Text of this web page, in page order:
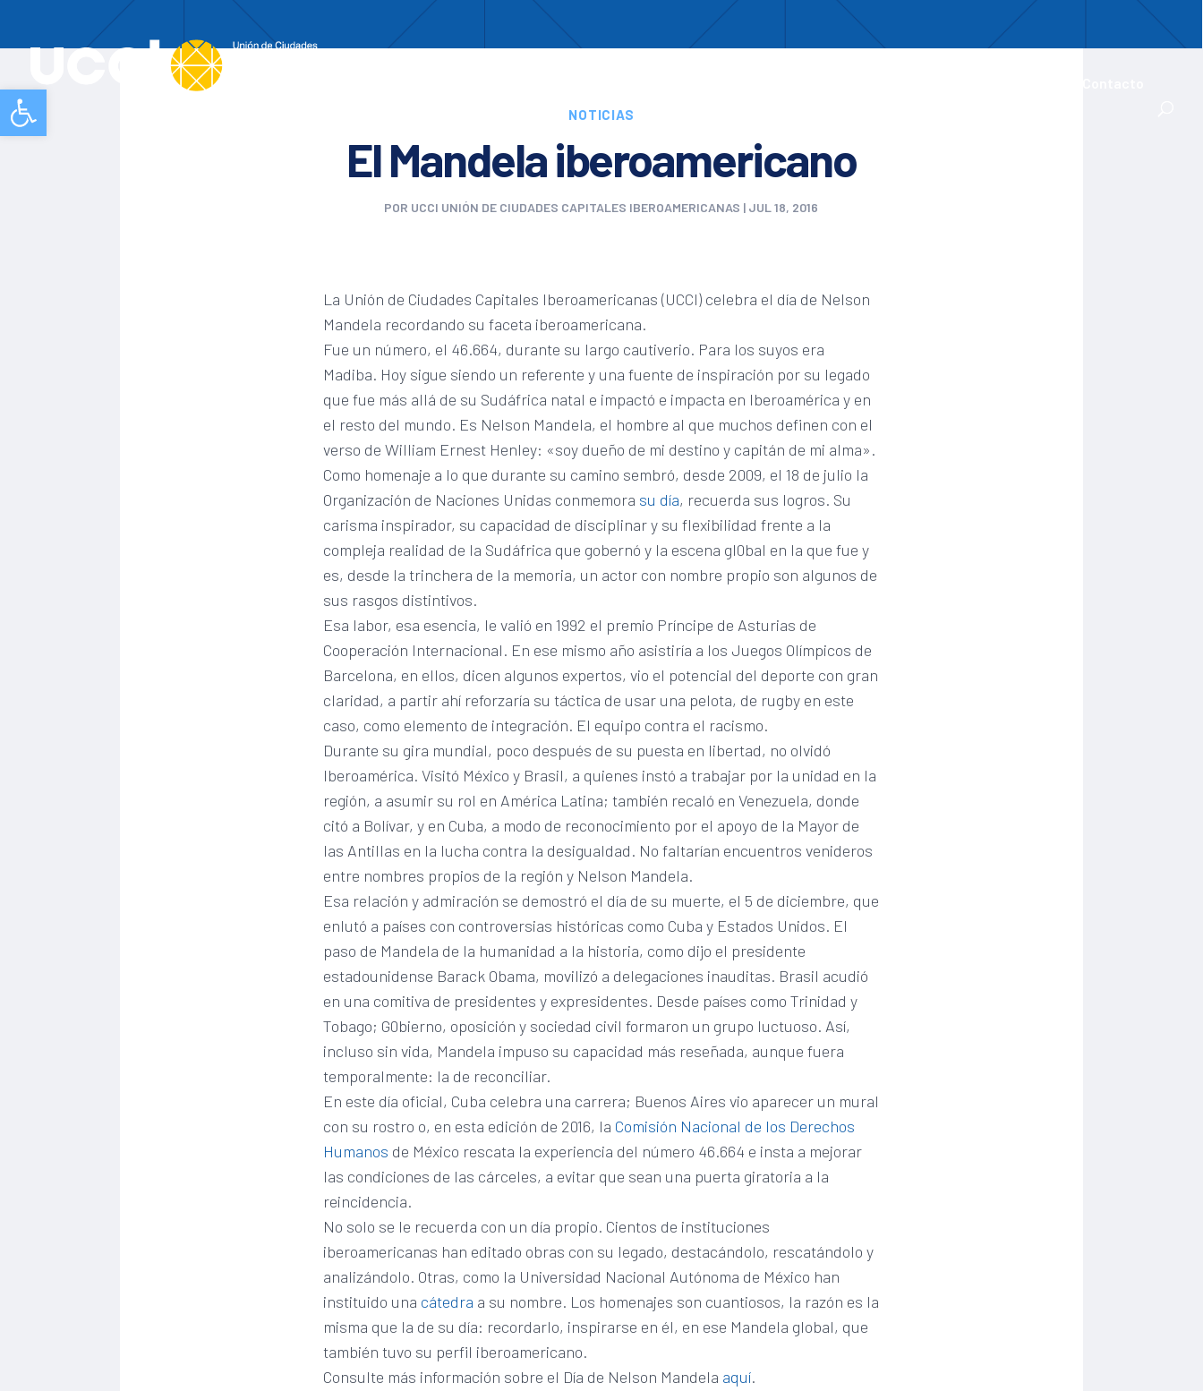
Abrir barra de herramientas NOTICIAS
El Mandela iberoamericano
POR UCCI UNIÓN DE CIUDADES CAPITALES IBEROAMERICANAS | JUL 18, 2016
La Unión de Ciudades Capitales Iberoamericanas (UCCI) celebra el día de Nelson
Mandela recordando su faceta iberoamericana.
Fue un número, el 46.664, durante su largo cautiverio. Para los suyos era
Madiba. Hoy sigue siendo un referente y una fuente de inspiración por su legado
que fue más allá de su Sudáfrica natal e impactó e impacta en Iberoamérica y en
el resto del mundo. Es Nelson Mandela, el hombre al que muchos definen con el
verso de William Ernest Henley: «soy dueño de mi destino y capitán de mi alma».
Como homenaje a lo que durante su camino sembró, desde 2009, el 18 de julio la
Organización de Naciones Unidas conmemora su día, recuerda sus logros. Su
carisma inspirador, su capacidad de disciplinar y su flexibilidad frente a la
compleja realidad de la Sudáfrica que gobernó y la escena gl0bal en la que fue y
es, desde la trinchera de la memoria, un actor con nombre propio son algunos de
sus rasgos distintivos.
Esa labor, esa esencia, le valió en 1992 el premio Príncipe de Asturias de
Cooperación Internacional. En ese mismo año asistiría a los Juegos Olímpicos de
Barcelona, en ellos, dicen algunos expertos, vio el potencial del deporte con gran
claridad, a partir ahí reforzaría su táctica de usar una pelota, de rugby en este
caso, como elemento de integración. El equipo contra el racismo.
Durante su gira mundial, poco después de su puesta en libertad, no olvidó
Iberoamérica. Visitó México y Brasil, a quienes instó a trabajar por la unidad en la
región, a asumir su rol en América Latina; también recaló en Venezuela, donde
citó a Bolívar, y en Cuba, a modo de reconocimiento por el apoyo de la Mayor de
las Antillas en la lucha contra la desigualdad. No faltarían encuentros venideros
entre nombres propios de la región y Nelson Mandela.
Esa relación y admiración se demostró el día de su muerte, el 5 de diciembre, que
enlutó a países con controversias históricas como Cuba y Estados Unidos. El
paso de Mandela de la humanidad a la historia, como dijo el presidente
estadounidense Barack Obama, movilizó a delegaciones inauditas. Brasil acudió
en una comitiva de presidentes y expresidentes. Desde países como Trinidad y
Tobago; G0bierno, oposición y sociedad civil formaron un grupo luctuoso. Así,
incluso sin vida, Mandela impuso su capacidad más reseñada, aunque fuera
temporalmente: la de reconciliar.
En este día oficial, Cuba celebra una carrera; Buenos Aires vio aparecer un mural
con su rostro o, en esta edición de 2016, la Comisión Nacional de los Derechos
Humanos de México rescata la experiencia del número 46.664 e insta a mejorar
las condiciones de las cárceles, a evitar que sean una puerta giratoria a la
reincidencia.
No solo se le recuerda con un día propio. Cientos de instituciones
iberoamericanas han editado obras con su legado, destacándolo, rescatándolo y
analizándolo. Otras, como la Universidad Nacional Autónoma de México han
instituido una cátedra a su nombre. Los homenajes son cuantiosos, la razón es la
misma que la de su día: recordarlo, inspirarse en él, en ese Mandela global, que
también tuvo su perfil iberoamericano.
Consulte más información sobre el Día de Nelson Mandela aquí.